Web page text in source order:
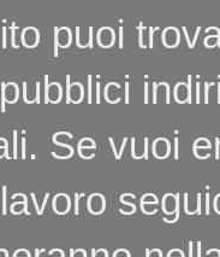
puoi
Se vuoi